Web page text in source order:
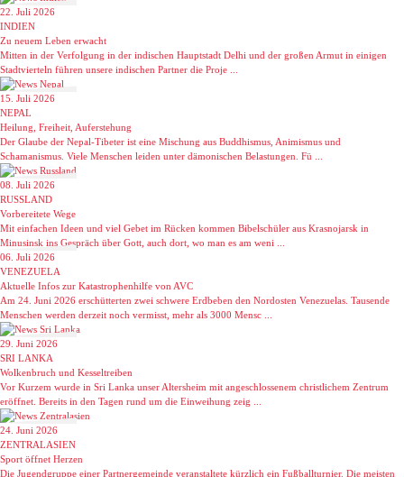
22. Juli 2026
INDIEN
Zu neuem Leben erwacht
Mitten in der Verfolgung in der indischen Hauptstadt Delhi und der großen Armut in einigen
Stadtvierteln führen unsere indischen Partner die Proje ...
15. Juli 2026
NEPAL
Heilung, Freiheit, Auferstehung
Der Glaube der Nepal-Tibeter ist eine Mischung aus Buddhismus, Animismus und
Schamanismus. Viele Menschen leiden unter dämonischen Belastungen. Fü ...
08. Juli 2026
RUSSLAND
Vorbereitete Wege
Mit einfachen Ideen und viel Gebet im Rücken kommen Bibelschüler aus Krasnojarsk in
Minusinsk ins Gespräch über Gott, auch dort, wo man es am weni ...
06. Juli 2026
VENEZUELA
Aktuelle Infos zur Katastrophenhilfe von AVC
Am 24. Juni 2026 erschütterten zwei schwere Erdbeben den Nordosten Venezuelas. Tausende
Menschen werden derzeit noch vermisst, mehr als 3000 Mensc ...
29. Juni 2026
SRI LANKA
Wolkenbruch und Kesseltreiben
Vor Kurzem wurde in Sri Lanka unser Altersheim mit angeschlossenem christlichem Zentrum
eröffnet. Bereits in den Tagen rund um die Einweihung zeig ...
24. Juni 2026
ZENTRALASIEN
Sport öffnet Herzen
Die Jugendgruppe einer Partnergemeinde veranstaltete kürzlich ein Fußballturnier. Die meisten